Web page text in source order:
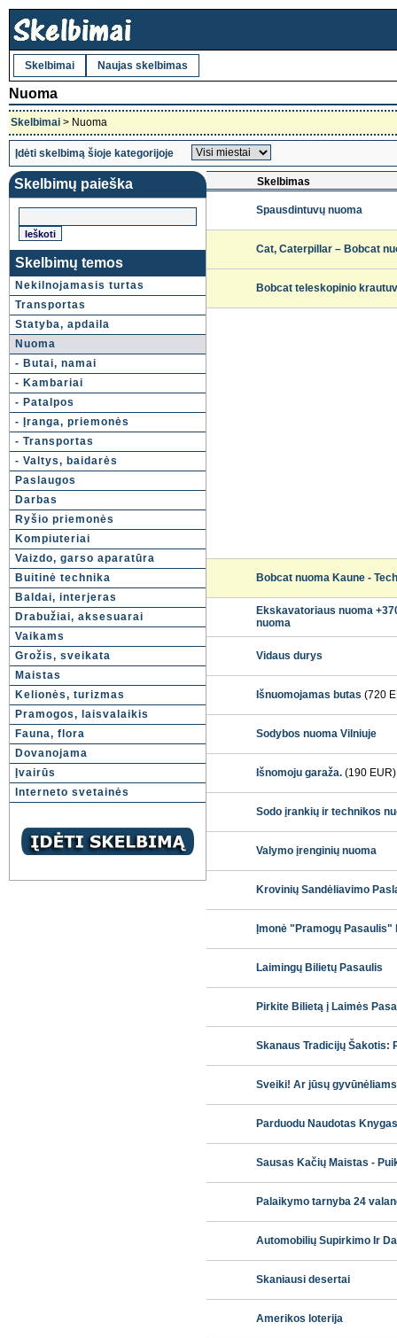
Skelbimai Naujas skelbimas
Nuoma
Skelbimai > Nuoma
Įdėti skelbimą šioje kategorijoje
Skelbimų paieška
Skelbimų temos
Nekilnojamasis turtas
Transportas
Statyba, apdaila
Nuoma
- Butai, namai
- Kambariai
- Patalpos
- Įranga, priemonės
- Transportas
- Valtys, baidarės
Paslaugos
Darbas
Ryšio priemonės
Kompiuteriai
Vaizdo, garso aparatūra
Buitinė technika
Baldai, interjeras
Drabužiai, aksesuarai
Vaikams
Grožis, sveikata
Maistas
Kelionės, turizmas
Pramogos, laisvalaikis
Fauna, flora
Dovanojama
Įvairūs
Interneto svetainės
Skelbimas
Spausdintuvų nuoma
Cat, Caterpillar – Bobcat
Bobcat teleskopinio
Bobcat nuoma Kaune -
Ekskavatoriaus nuoma
nuoma
Vidaus durys
Išnuomojamas butas (720
Sodybos nuoma Vilniuje
Išnomoju garaža. (190 EUR)
Sodo įrankių ir technikos
Valymo įrenginių nuoma
Krovinių Sandėliavimo
Įmonė "Pramogų
Laimingų Bilietų Pasaulis
Pirkite Bilietą į Laimės
Skanaus Tradicijų Šakotis:
Sveiki! Ar jūsų
Parduodu Naudotas
Sausas Kačių Maistas -
Palaikymo tarnyba 24
Automobilių Supirkimo Ir
Skaniausi desertai
Amerikos loterija